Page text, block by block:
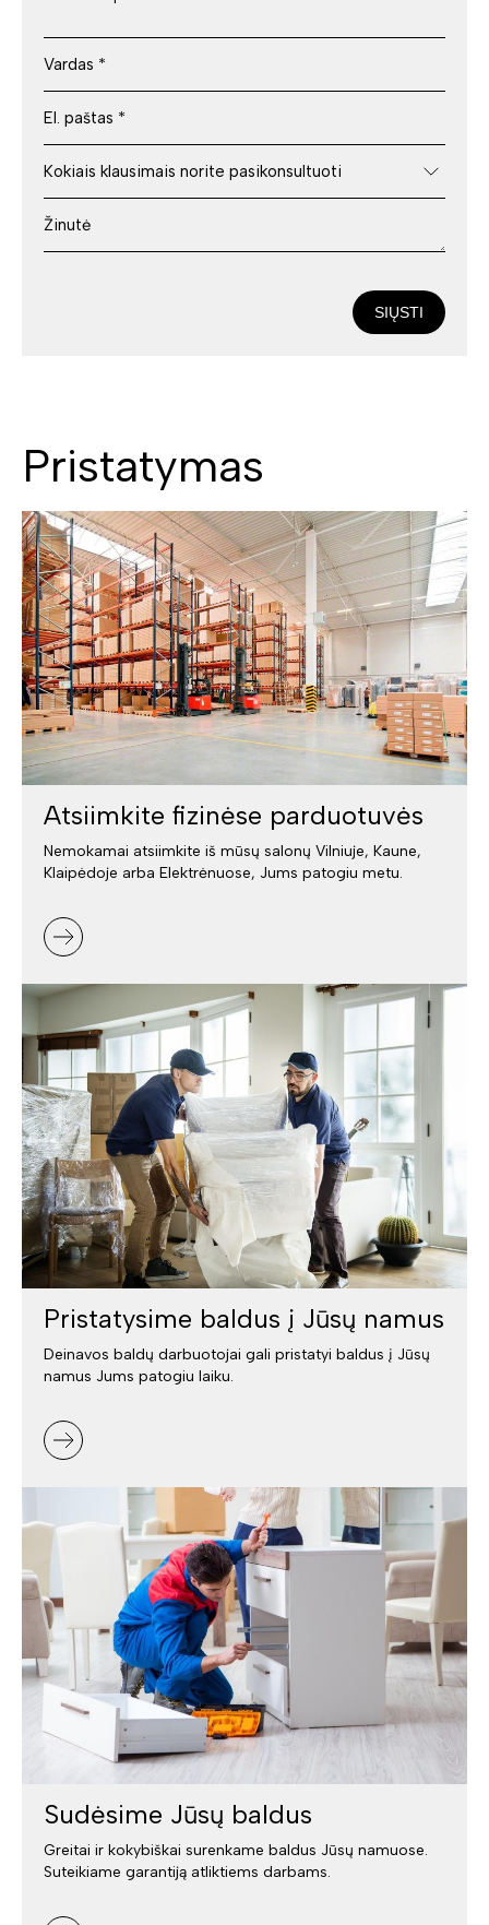
SIŲSTI
Pristatymas
Atsiimkite fizinėse parduotuvės
Nemokamai atsiimkite iš mūsų salonų Vilniuje, Kaune,
Klaipėdoje arba Elektrėnuose, Jums patogiu metu.
Pristatysime baldus į Jūsų namus
Deinavos baldų darbuotojai gali pristatyi baldus į Jūsų
namus Jums patogiu laiku.
Sudėsime Jūsų baldus
Greitai ir kokybiškai surenkame baldus Jūsų namuose.
Suteikiame garantiją atliktiems darbams.